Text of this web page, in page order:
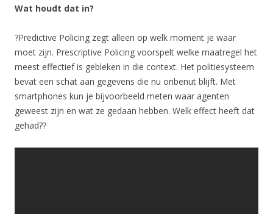
Wat houdt dat in?
?Predictive Policing zegt alleen op welk moment je waar
moet zijn. Prescriptive Policing voorspelt welke maatregel het
meest effectief is gebleken in die context. Het politiesysteem
bevat een schat aan gegevens die nu onbenut blijft. Met
smartphones kun je bijvoorbeeld meten waar agenten
geweest zijn en wat ze gedaan hebben. Welk effect heeft dat
gehad??